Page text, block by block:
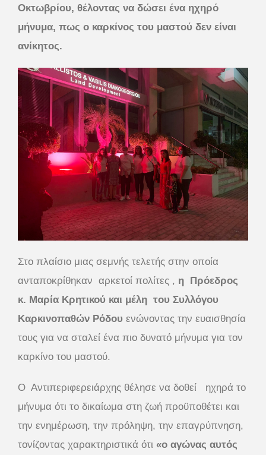
Οκτωβρίου, θέλοντας να δώσει ένα ηχηρό
μήνυμα, πως ο καρκίνος του μαστού δεν είναι
ανίκητος.
Στο πλαίσιο μιας σεμνής τελετής στην οποία
ανταποκρίθηκαν αρκετοί πολίτες , η Πρόεδρος
κ. Μαρία Κρητικού και μέλη του Συλλόγου
Καρκινοπαθών Ρόδου ενώνοντας την ευαισθησία
τους για να σταλεί ένα πιο δυνατό μήνυμα για τον
καρκίνο του μαστού.
Ο Αντιπεριφερειάρχης θέλησε να δοθεί
ηχηρά το
μήνυμα ότι το δικαίωμα στη ζωή προϋποθέτει και
την ενημέρωση, την πρόληψη, την επαγρύπνηση,
τονίζοντας χαρακτηριστικά ότι «ο αγώνας αυτός